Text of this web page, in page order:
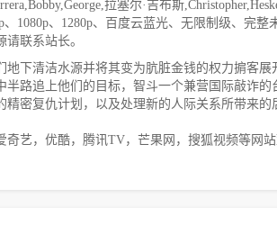
拉塞尔·吉布斯
1080p、1280p、百度云蓝光、无限制级、完
联系站长。
地下清洁水源并将其变为肮脏金钱的权力掮客
半路追上他们的目标，智斗一个兼营国际敲诈
精密复仇计划，以及处理新的人际关系所带来
奇艺，优酷，腾讯TV，芒果网，搜狐视频等网